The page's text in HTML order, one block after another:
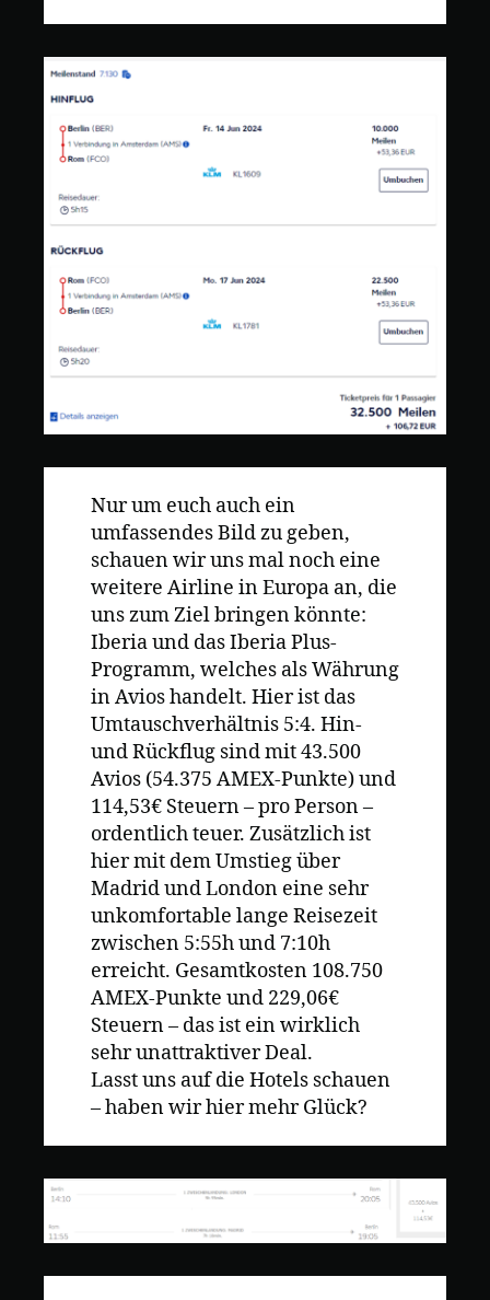
Nur um euch auch ein
umfassendes Bild zu geben,
schauen wir uns mal noch eine
weitere Airline in Europa an, die
uns zum Ziel bringen könnte:
Iberia und das Iberia Plus-
Programm, welches als Währung
in Avios handelt. Hier ist das
Umtauschverhältnis 5:4. Hin-
und Rückflug sind mit 43.500
Avios (54.375 AMEX-Punkte) und
114,53€ Steuern – pro Person –
ordentlich teuer. Zusätzlich ist
hier mit dem Umstieg über
Madrid und London eine sehr
unkomfortable lange Reisezeit
zwischen 5:55h und 7:10h
erreicht. Gesamtkosten 108.750
AMEX-Punkte und 229,06€
Steuern – das ist ein wirklich
sehr unattraktiver Deal.
Lasst uns auf die Hotels schauen
– haben wir hier mehr Glück?